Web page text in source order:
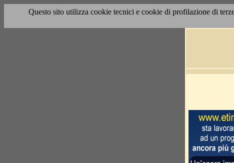
Questo sito utilizza cookie tecnici e cookie di profilazione di